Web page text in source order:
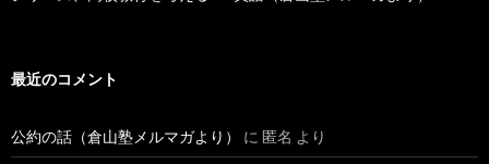
最近のコメント
公約の話（倉山塾メルマガより） に 匿名 より